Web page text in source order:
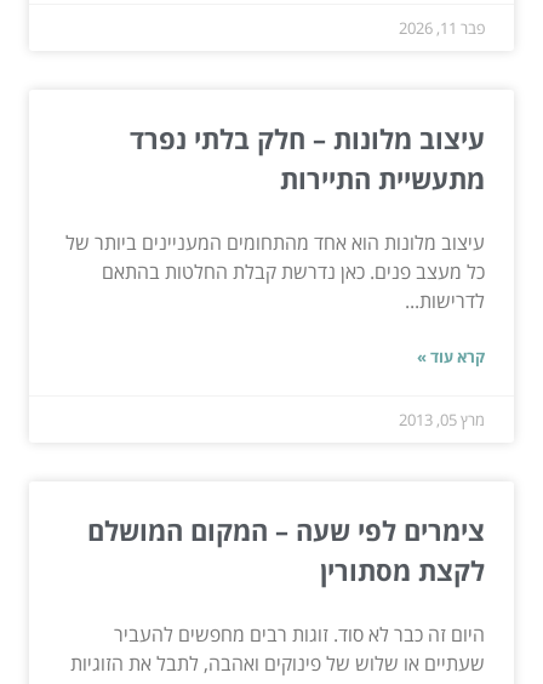
פבר 11, 2026
עיצוב מלונות – חלק בלתי נפרד
מתעשיית התיירות
עיצוב מלונות הוא אחד מהתחומים המעניינים ביותר של
כל מעצב פנים. כאן נדרשת קבלת החלטות בהתאם
לדרישות...
קרא עוד »
מרץ 05, 2013
צימרים לפי שעה – המקום המושלם
לקצת מסתורין
היום זה כבר לא סוד. זוגות רבים מחפשים להעביר
שעתיים או שלוש של פינוקים ואהבה, לתבל את הזוגיות